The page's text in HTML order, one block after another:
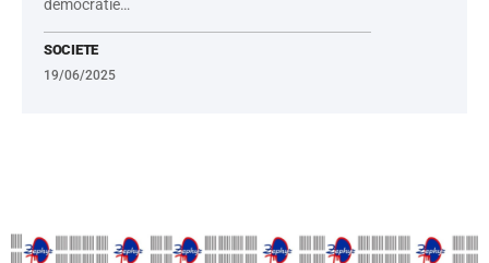
démocratie…
SOCIETE
19/06/2025